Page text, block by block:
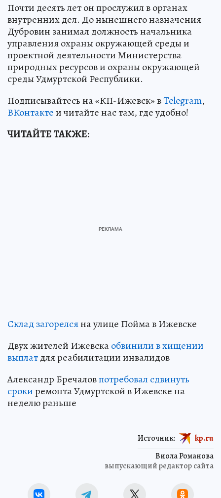
Почти десять лет он прослужил в органах
внутренних дел. До нынешнего назначения
Дубровин занимал должность начальника
управления охраны окружающей среды и
проектной деятельности Министерства
природных ресурсов и охраны окружающей
среды Удмуртской Республики.
Подписывайтесь на «КП-Ижевск» вTelegram,
ВКонтактеи читайте нас там, где удобно!
ЧИТАЙТЕ ТАКЖЕ:
Склад загорелсяна улице Пойма в Ижевске
Двух жителей Ижевскаобвинили в хищении
выплатдля реабилитации инвалидов
Александр Бречаловпотребовал сдвинуть
срокиремонта Удмуртской в Ижевске на
неделю раньше
Виола Романова
выпускающий редактор сайта
Источник: kp.ru